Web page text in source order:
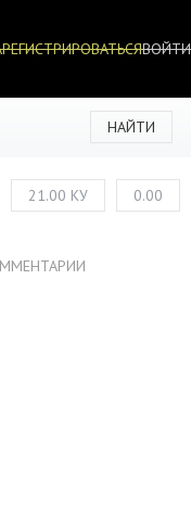
ВОЙТИ
НАЙТИ
21.00 КУ 0.00